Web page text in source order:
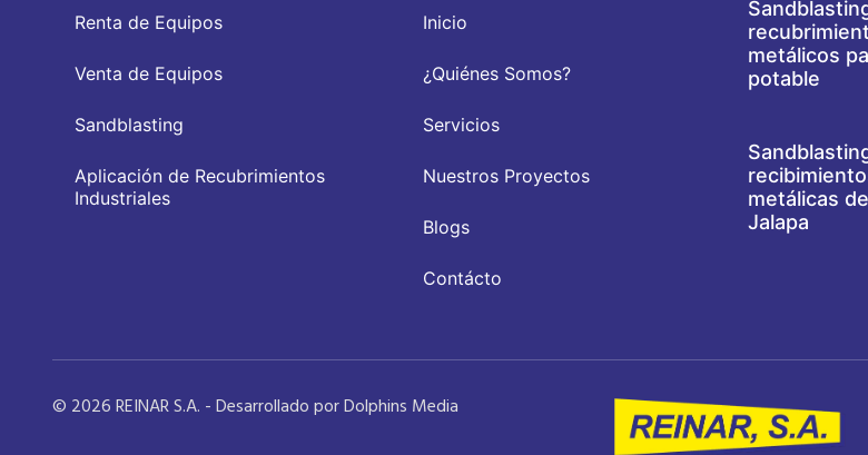
Renta de Equipos
Venta de Equipos
Sandblasting
Aplicación de Recubrimientos
Industriales
Inicio
¿Quiénes Somos?
Servicios
Nuestros Proyectos
Blogs
Contácto
metálicos
potable
metálicas
Jalapa
© 2026 REINAR S.A. - Desarrollado por Dolphins Media